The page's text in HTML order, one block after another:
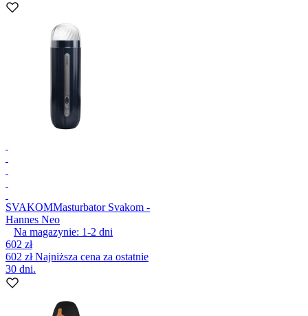
SVAKOMMasturbator Svakom -
Hannes Neo
Na magazynie: 1-2 dni
602 zł
602 złNajniższa cena za ostatnie
30 dni.